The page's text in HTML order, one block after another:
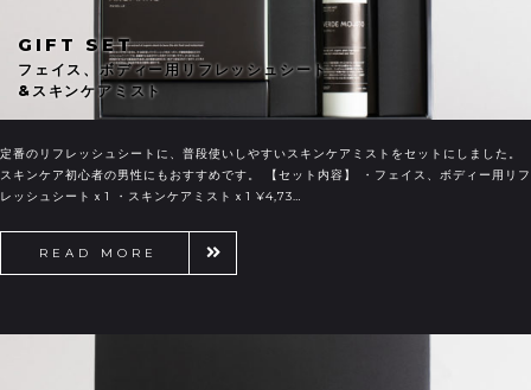
GIFT SET
フェイス、ボディー用リフレッシュシート
&スキンケアミスト
定番のリフレッシュシートに、普段使いしやすいスキンケアミストをセットにしました。
スキンケア初心者の男性にもおすすめです。 【セット内容】 ・フェイス、ボディー用リフ
レッシュシートｘ1 ・スキンケアミストｘ1 ¥4,73…
READ MORE